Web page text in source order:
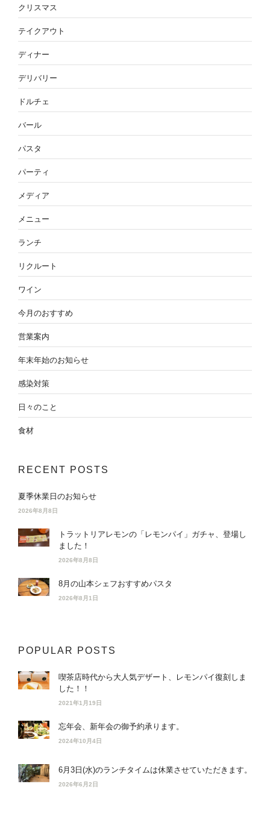
クリスマス
テイクアウト
ディナー
デリバリー
ドルチェ
バール
パスタ
パーティ
メディア
メニュー
ランチ
リクルート
ワイン
今月のおすすめ
営業案内
年末年始のお知らせ
感染対策
日々のこと
食材
RECENT POSTS
夏季休業日のお知らせ
2026年8月8日
トラットリアレモンの「レモンパイ」ガチャ、登場し
ました！
2026年8月8日
8月の山本シェフおすすめパスタ
2026年8月1日
POPULAR POSTS
喫茶店時代から大人気デザート、レモンパイ復刻しま
した！！
2021年1月19日
忘年会、新年会の御予約承ります。
2024年10月4日
6月3日(水)のランチタイムは休業させていただきます。
2026年6月2日